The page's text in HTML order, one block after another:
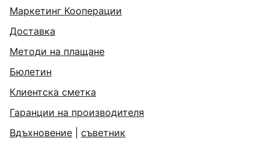
Маркетинг Кооперации
Доставка
Методи на плащане
Бюлетин
Клиентска сметка
Гаранции на производителя
Вдъхновение
съветник